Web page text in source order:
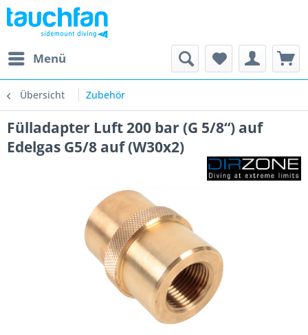
Menü
Übersicht Zubehör
Fülladapter Luft 200 bar (G 5/8“) auf
Edelgas G5/8 auf (W30x2)